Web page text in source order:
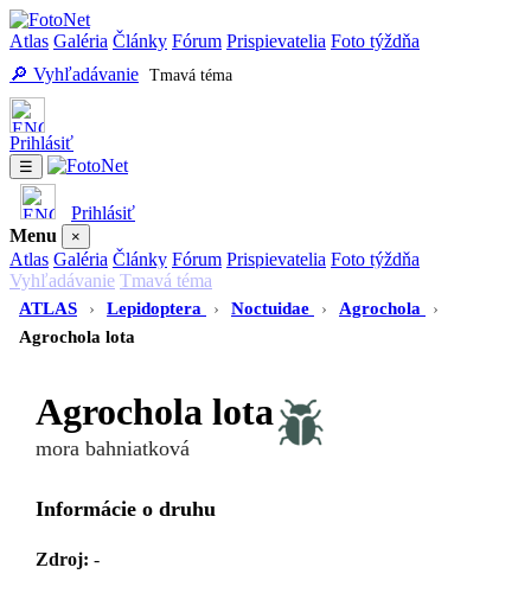
Atlas Galéria Články Fórum Prispievatelia Foto týždňa
🔎 Vyhľadávanie Tmavá téma
Prihlásiť
☰
Prihlásiť
Menu
×
Atlas Galéria Články Fórum Prispievatelia Foto týždňa
Vyhľadávanie Tmavá téma
ATLAS
› Lepidoptera › Noctuidae › Agrochola
›
Agrochola lota
Agrochola lota
mora bahniatková
Informácie o druhu
Zdroj: -